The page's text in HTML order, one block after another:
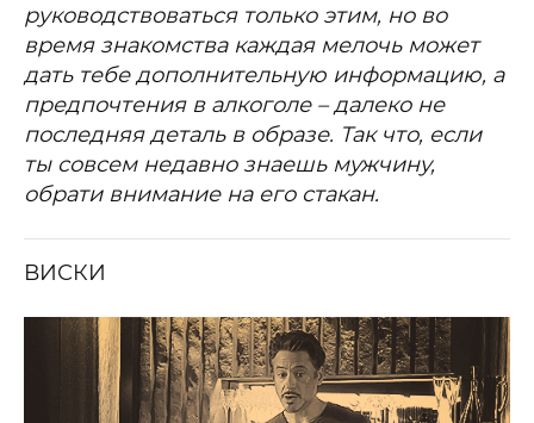
руководствоваться только этим, но во
время знакомства каждая мелочь может
дать тебе дополнительную информацию, а
предпочтения в алкоголе – далеко не
последняя деталь в образе. Так что, если
ты совсем недавно знаешь мужчину,
обрати внимание на его стакан.
ВИСКИ